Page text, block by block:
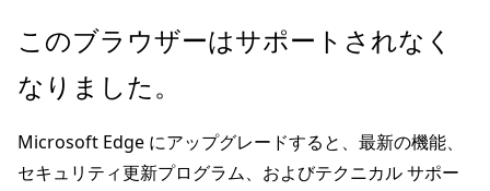
メ
ン
ン
テ
このブラウザーはサポートされなく
なりました。
Microsoft Edge にアップグレードすると、最新の機能、
セキュリティ更新プログラム、およびテクニカル サポー